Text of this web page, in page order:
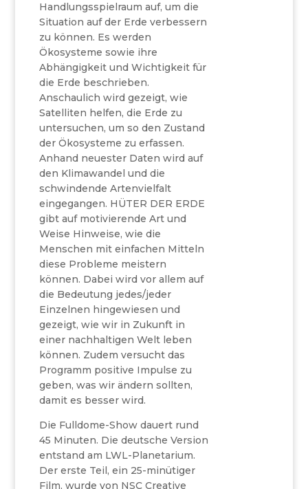
Handlungsspielraum auf, um die
Situation auf der Erde verbessern
zu können. Es werden
Ökosysteme sowie ihre
Abhängigkeit und Wichtigkeit für
die Erde beschrieben.
Anschaulich wird gezeigt, wie
Satelliten helfen, die Erde zu
untersuchen, um so den Zustand
der Ökosysteme zu erfassen.
Anhand neuester Daten wird auf
den Klimawandel und die
schwindende Artenvielfalt
eingegangen. HÜTER DER ERDE
gibt auf motivierende Art und
Weise Hinweise, wie die
Menschen mit einfachen Mitteln
diese Probleme meistern
können. Dabei wird vor allem auf
die Bedeutung jedes/jeder
Einzelnen hingewiesen und
gezeigt, wie wir in Zukunft in
einer nachhaltigen Welt leben
können. Zudem versucht das
Programm positive Impulse zu
geben, was wir ändern sollten,
damit es besser wird.
Die Fulldome-Show dauert rund
45 Minuten. Die deutsche Version
entstand am LWL-Planetarium.
Der erste Teil, ein 25-minütiger
Film, wurde von NSC Creative